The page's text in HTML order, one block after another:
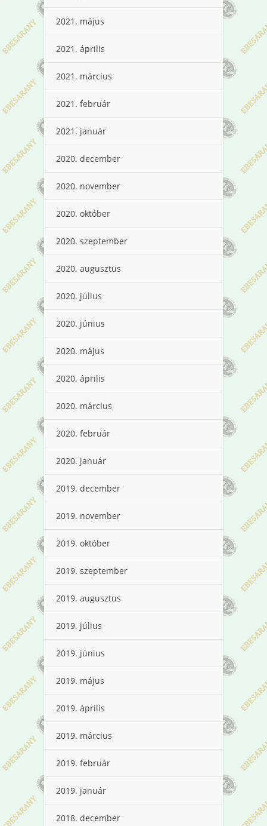
2021. május
2021. április
2021. március
2021. február
2021. január
2020. december
2020. november
2020. október
2020. szeptember
2020. augusztus
2020. július
2020. június
2020. május
2020. április
2020. március
2020. február
2020. január
2019. december
2019. november
2019. október
2019. szeptember
2019. augusztus
2019. július
2019. június
2019. május
2019. április
2019. március
2019. február
2019. január
2018. december